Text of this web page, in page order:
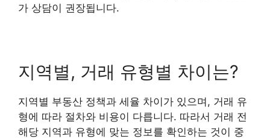
가 상담이 권장됩니다.
지역별, 거래 유형별 차이는?
지역별 부동산 정책과 세율 차이가 있으며, 거래 유
형에 따라 절차와 비용이 다릅니다. 따라서 거래 전
해당 지역과 유형에 맞는 정보를 확인하는 것이 중